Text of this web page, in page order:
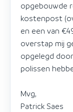
opgebouwde
kostenpost
en een van
overstap mij
opgelegd
polissen
Mvg,
Patrick Saes